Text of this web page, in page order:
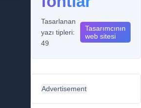
Tasarlanan
yazı tipleri:
49
Tasarımcının
web sitesi
Advertisement